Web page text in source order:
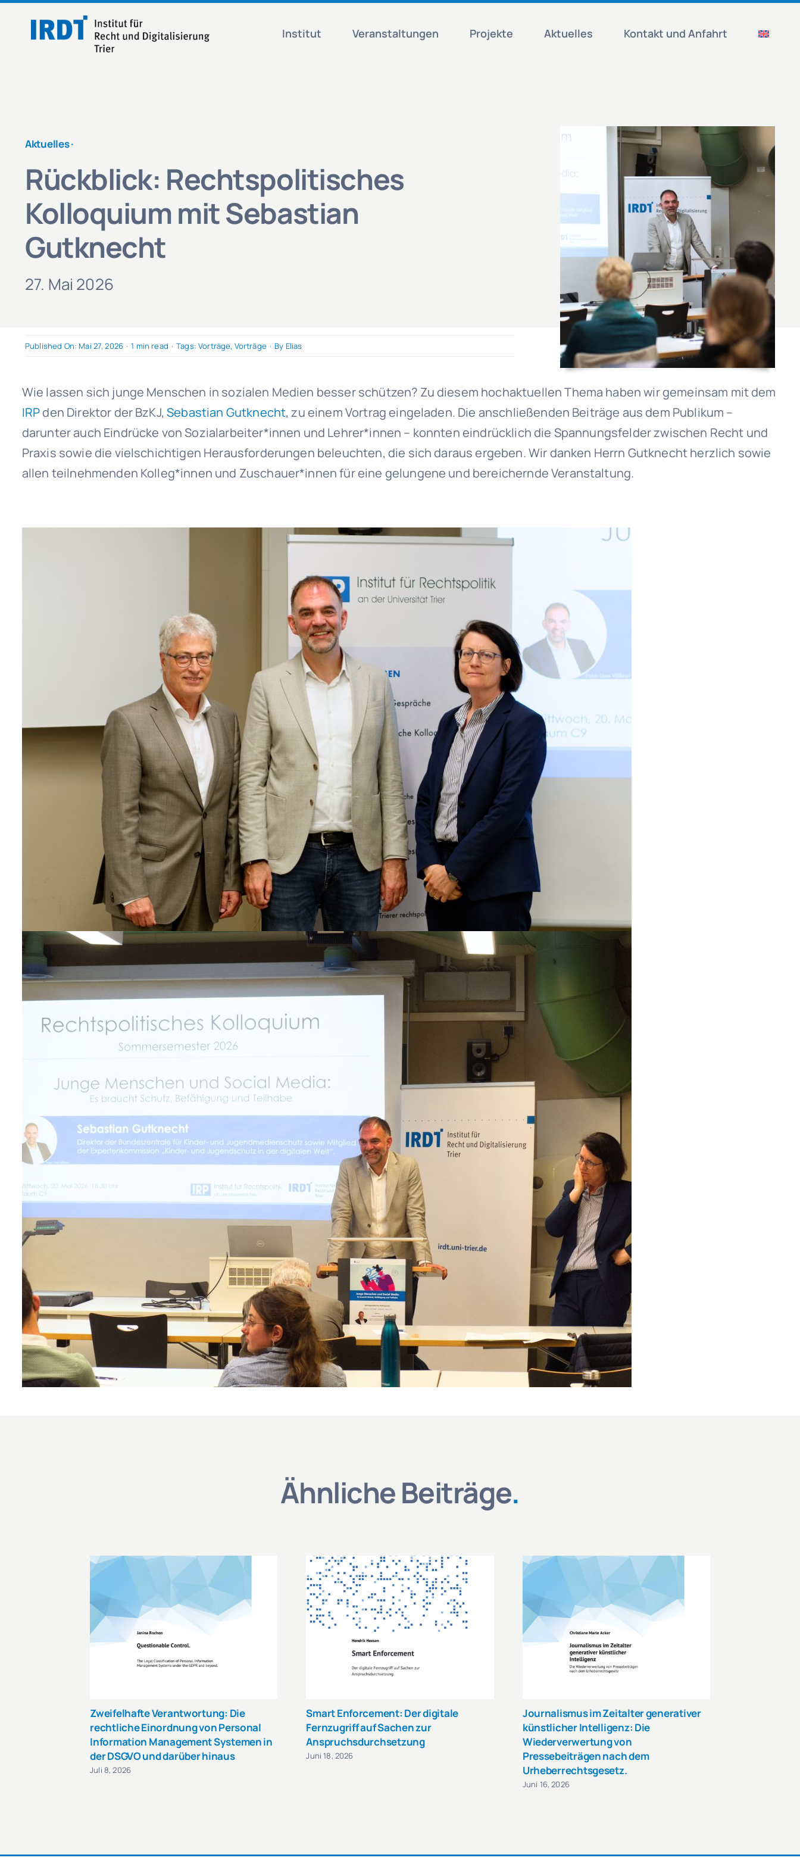
Institut Veranstaltungen Projekte Aktuelles Kontakt und Anfahrt
Aktuelles ·
Rückblick: Rechtspolitisches
Kolloquium mit Sebastian
Gutknecht
27. Mai 2026
Published On: Mai 27, 2026 · 1 min read · Tags:Vorträge, Vorträge · By Elias
Wie lassen sich junge Menschen in sozialen Medien besser schützen? Zu diesem hochaktuellen Thema haben wir gemeinsam mit dem
IRPden Direktor der BzKJ,Sebastian Gutknecht, zu einem Vortrag eingeladen. Die anschließenden Beiträge aus dem Publikum –
darunter auch Eindrücke von Sozialarbeiter*innen und Lehrer*innen – konnten eindrücklich die Spannungsfelder zwischen Recht und
Praxis sowie die vielschichtigen Herausforderungen beleuchten, die sich daraus ergeben. Wir danken Herrn Gutknecht herzlich sowie
allen teilnehmenden Kolleg*innen und Zuschauer*innen für eine gelungene und bereichernde Veranstaltung.
Ähnliche Beiträge.
Zweifelhafte Verantwortung: Die
rechtliche Einordnung von Personal
Information Management Systemen in
der DSGVO und darüber hinaus
Juli 8, 2026
Smart Enforcement: Der digitale
Fernzugriff auf Sachen zur
Anspruchsdurchsetzung
Juni 18, 2026
Journalismus im Zeitalter generativer
künstlicher Intelligenz: Die
Wiederverwertung von
Pressebeiträgen nach dem
Urheberrechtsgesetz.
Juni 16, 2026